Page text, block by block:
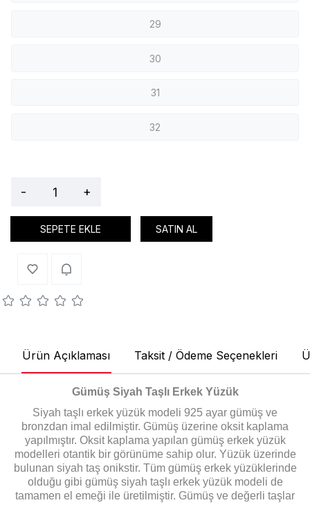
29
30
31
32
- +
SEPETE EKLE SATIN AL
Ürün Açıklaması Taksit / Ödeme Seçenekleri
Gümüş Siyah Taşlı Erkek Yüzük
Siyah taşlı erkek yüzük modeli 925 ayar gümüş ve
bronzdan imal edilmiştir. Gümüş üzerine oksit kaplama
yapılmıştır. Oksit kaplama yapılan gümüş erkek yüzük
modelleri otantik bir görünüme sahip olur. Yüzük üzerinde
bulunan siyah taş onikstir. Tüm gümüş erkek yüzüklerinde
olduğu gibi gümüş siyah taşlı erkek yüzük modeli de
tamamen el emeği ile üretilmiştir. Gümüş ve değerli taşlar